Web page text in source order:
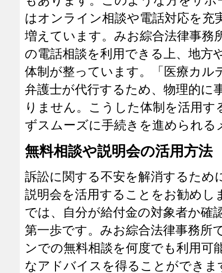
はオンライン相談や電話対応を充
増えています。みお綜合法律事務
の電話相談を利用できる上、地方
体制が整っています。「医療カル
弁護士が代行するため、物理的に
りません。こうした体制を活用す
ずスムーズに手続きを進められ
無料相談や説明会の活用方法
訴訟に関する不安を解消するため
説明会を活用することをお勧めし
では、自分が給付金の対象者か確
第一歩です。みお綜合法律事務所
ンでの無料相談を何度でも利用可
なアドバイスを得ることができま